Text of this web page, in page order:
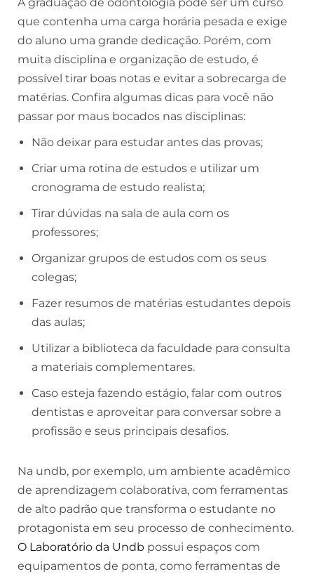
que contenha uma carga horária pesada e exige
do aluno uma grande dedicação. Porém, com
muita disciplina e organização de estudo, é
possível tirar boas notas e evitar a sobrecarga de
matérias. Confira algumas dicas para você não
passar por maus bocados nas disciplinas:
Não deixar para estudar antes das provas;
Criar uma rotina de estudos e utilizar um
cronograma de estudo realista;
Tirar dúvidas na sala de aula com os
professores;
Organizar grupos de estudos com os seus
colegas;
Fazer resumos de matérias estudantes depois
das aulas;
Utilizar a biblioteca da faculdade para consulta
a materiais complementares.
Caso esteja fazendo estágio, falar com outros
dentistas e aproveitar para conversar sobre a
profissão e seus principais desafios.
Na undb, por exemplo, um ambiente acadêmico
de aprendizagem colaborativa, com ferramentas
de alto padrão que transforma o estudante no
protagonista em seu processo de conhecimento.
O Laboratório da Undb possui espaços com
equipamentos de ponta, como ferramentas de